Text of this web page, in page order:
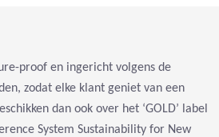
proof en ingericht volgens de
zodat elke klant geniet van een
dan ook over het ‘GOLD’ label
System Sustainability for New